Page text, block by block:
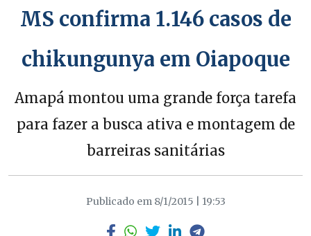
MS confirma 1.146 casos de
chikungunya em Oiapoque
Amapá montou uma grande força tarefa
para fazer a busca ativa e montagem de
barreiras sanitárias
Publicado em 8/1/2015 | 19:53